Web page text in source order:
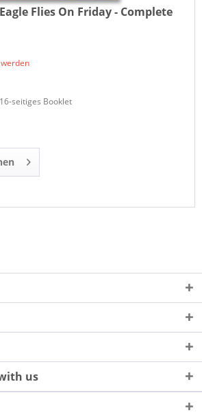
Flies On Friday - Complete
seitiges Booklet
us